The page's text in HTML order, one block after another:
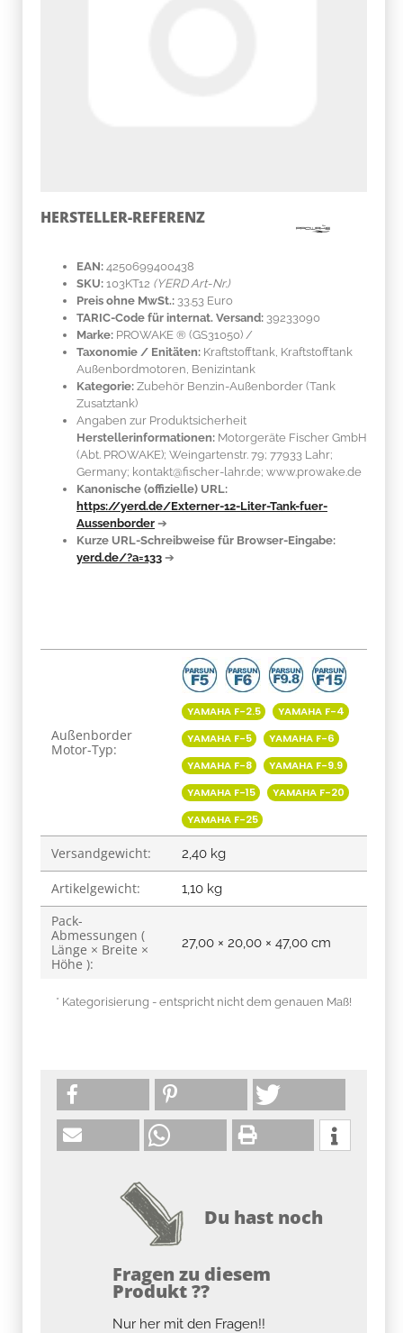
HERSTELLER-REFERENZ
EAN: 4250699400438
SKU: 103KT12 (YERD Art-Nr.)
Preis ohne MwSt.: 33.53 Euro
TARIC-Code für internat. Versand: 39233090
Marke: PROWAKE ® (GS31050) /
Taxonomie / Enitäten: Kraftstofftank, Kraftstofftank
Außenbordmotoren, Benizintank
Kategorie: Zubehör Benzin-Außenborder (Tank
Zusatztank)
Angaben zur Produktsicherheit
Herstellerinformationen: Motorgeräte Fischer GmbH
(Abt. PROWAKE); Weingartenstr. 79; 77933 Lahr;
Germany; kontakt@fischer-lahr.de; www.prowake.de
Kanonische (offizielle) URL:
https://yerd.de/Externer-12-Liter-Tank-fuer-
Aussenborder ➔
Kurze URL-Schreibweise für Browser-Eingabe:
yerd.de/?a=133 ➔
Außenborder
Motor-Typ:
YAMAHA F-2.5
YAMAHA F-4
YAMAHA F-5
YAMAHA F-6
YAMAHA F-8
YAMAHA F-9.9
YAMAHA F-15
YAMAHA F-20
YAMAHA F-25
Versandgewicht: 2,40 kg
Artikelgewicht: 1,10 kg
Pack-
Abmessungen (
Länge × Breite ×
Höhe ):
27,00 × 20,00 × 47,00 cm
* Kategorisierung - entspricht nicht dem genauen Maß!
Du hast noch
Fragen zu diesem
Produkt ??
Nur her mit den Fragen!!